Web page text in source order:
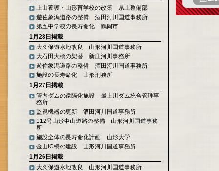
上山養護・山形盲学校の改築 県土整備部
遊佐象潟道路の整備 酒田河川国道事務所
第五中学校の長寿命化 鶴岡市
1月28日掲載
大久保遊水地改良 山形河川国道事務所
大石田大橋の架替 新庄河川事務所
遊佐象潟道路の整備 酒田河川国道事務所
施設の長寿命化 山形刑務所
1月27日掲載
管内ダムの遠隔化施設 最上川ダム統合管理事
務所
監視機器の更新 酒田河川国道事務所
112号山形中山道路の整備 山形河川国道事務
所
施設全体の長寿命化計画 山形大学
金山IC橋の建設 山形河川国道事務所
1月26日掲載
大久保遊水地改良 山形河川国道事務所